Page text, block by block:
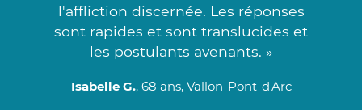
l'affliction discernée. Les réponses
sont rapides et sont translucides et
les postulants avenants. »
Isabelle G., 68 ans, Vallon-Pont-d'Arc